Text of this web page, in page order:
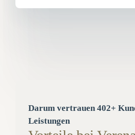
Darum vertrauen 402+
Leistungen